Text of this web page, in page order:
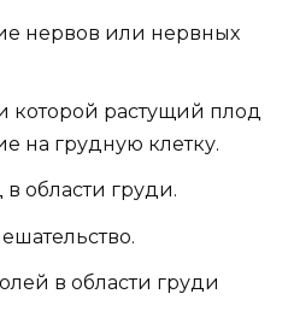
нервов или нервных
которой растущий плод
на грудную клетку.
области груди.
в области груди